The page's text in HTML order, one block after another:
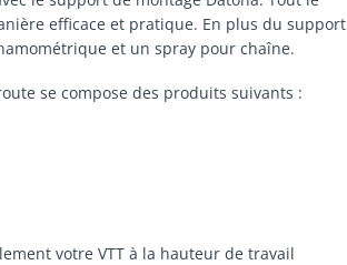
efficace et pratique. En plus du support
et un spray pour chaîne.
se compose des produits suivants :
votre VTT à la hauteur de travail